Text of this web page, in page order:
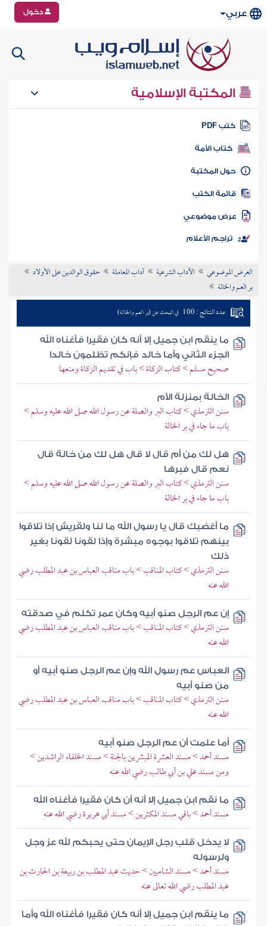
عربي دخول
المكتبة الإسلامية
كتب PDF
كتاب الأمة
المكتبة
الكتب
موضوعي
تراجم الأعلام
العرض الموضوعي الآداب الشرعية آداب المعاملة
حقوق الوالدين على الأولاد
بر العم والخالة
عدد النتائج : 100 في البحث عن (بر العم والخالة)
ما ينقم ابن جميل إلا أنه كان فقيرا فأغناه الله
الجزء الثاني وأما خالد فإنكم تظلمون خالدا
صحيح مسلم > كتاب الزكاة > باب في تقديم الزكاة ومنعها
الخالة بمنزلة الأم
سنن الترمذي > كتاب البر والصلة عن رسول الله صلى الله عليه وسلم >
باب ما جاء في بر الخالة
هل لك من أم قال لا قال هل لك من خالة قال
نعم قال فبرها
سنن الترمذي > كتاب البر والصلة عن رسول الله صلى الله عليه وسلم >
باب ما جاء في بر الخالة
ما أغضبك قال يا رسول الله ما لنا ولقريش إذا تلاقوا
بينهم تلاقوا بوجوه مبشرة وإذا لقونا لقونا بغير
ذلك
سنن الترمذي > كتاب المناقب > باب مناقب العباس بن عبد المطلب رضي
الله عنه
إن عم الرجل صنو أبيه وكان عمر تكلم في صدقته
سنن الترمذي > كتاب المناقب > باب مناقب العباس بن عبد المطلب رضي
الله عنه
العباس عم رسول الله وإن عم الرجل صنو أبيه أو
من صنو أبيه
سنن الترمذي > كتاب المناقب > باب مناقب العباس بن عبد المطلب رضي
الله عنه
أما علمت أن عم الرجل صنو أبيه
مسند أحمد > مسند العشرة المبشرين بالجنة > مسند الخلفاء الراشدين >
ومن مسند علي بن أبي طالب رضي الله عنه
ما نقم ابن جميل إلا أنه أن كان فقيرا فأغناه الله
مسند أحمد > باقي مسند المكثرين > مسند أبي هريرة رضي الله عنه
لا يدخل قلب رجل الإيمان حتى يحبكم لله عز وجل
ولرسوله
مسند أحمد > مسند الشاميين > حديث عبد المطلب بن ربيعة بن الحارث بن
عبد المطلب رضي الله تعالى عنه
ما ينقم ابن جميل إلا أنه كان فقيرا فأغناه الله وأما